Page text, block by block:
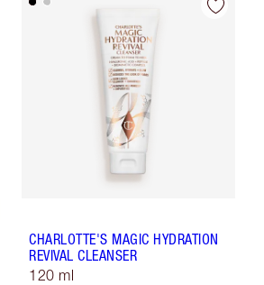
CHARLOTTE'S MAGIC HYDRATION
REVIVAL CLEANSER
120 ml